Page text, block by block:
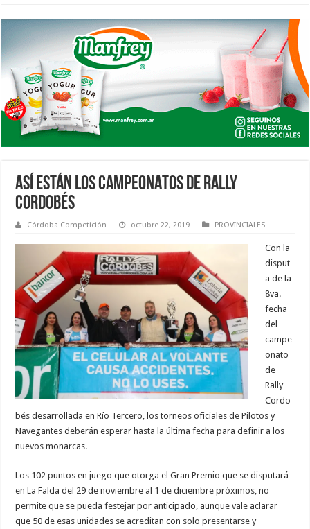
ASÍ ESTÁN LOS CAMPEONATOS DE RALLY
CORDOBÉS
Córdoba Competición octubre 22, 2019 PROVINCIALES
Con la
disput
a de la
8va.
fecha
del
campe
onato
de
Rally
Cordo
bés desarrollada en Río Tercero, los torneos oficiales de Pilotos y
Navegantes deberán esperar hasta la última fecha para definir a los
nuevos monarcas.
Los 102 puntos en juego que otorga el Gran Premio que se disputará
en La Falda del 29 de noviembre al 1 de diciembre próximos, no
permite que se pueda festejar por anticipado, aunque vale aclarar
que 50 de esas unidades se acreditan con solo presentarse y